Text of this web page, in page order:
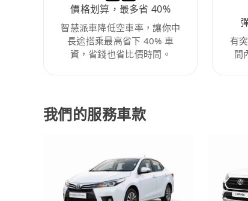
價格划算，最多省 40%
智慧派車降低空車率，讓你中
長途搭乘最高省下 40% 車
資，省錢也省比價時間。
有
間
我們的服務車款